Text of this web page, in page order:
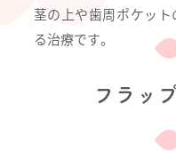
茎の上や歯周ポケッ
る治療です。
フラッ